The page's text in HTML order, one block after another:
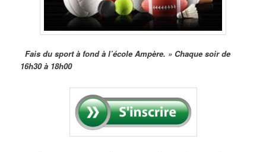
Fais du sport à fond à l’école Ampère. » Chaque soir de
16h30 à 18h00